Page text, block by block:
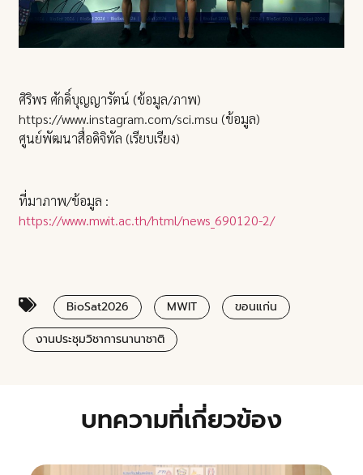
ศิริพร ศักดิ์บุญญารัตน์ (ข้อมูล/ภาพ)
https://www.instagram.com/sci.msu (ข้อมูล)
ศูนย์พัฒนาสื่อดิจิทัล (เรียบเรียง)
ที่มาภาพ/ข้อมูล :
https://www.mwit.ac.th/html/news_690120-2/
BioSat2026 MWIT
ขอนแก่น
งานประชุมวิชาการนานาชาติ
บทความที่เกี่ยวข้อง